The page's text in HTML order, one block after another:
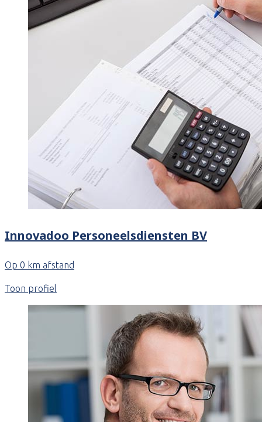
Innovadoo Personeelsdiensten BV
Op 0 km afstand
Toon profiel